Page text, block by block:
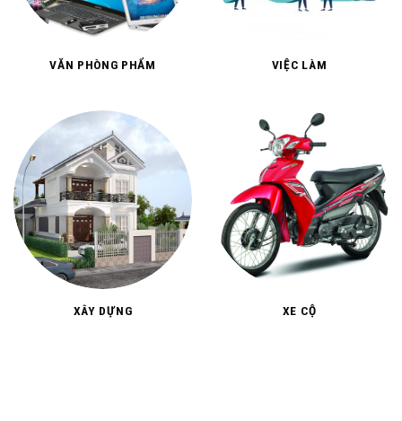
VĂN PHÒNG PHẨM VIỆC LÀM
XÂY DỰNG XE CỘ